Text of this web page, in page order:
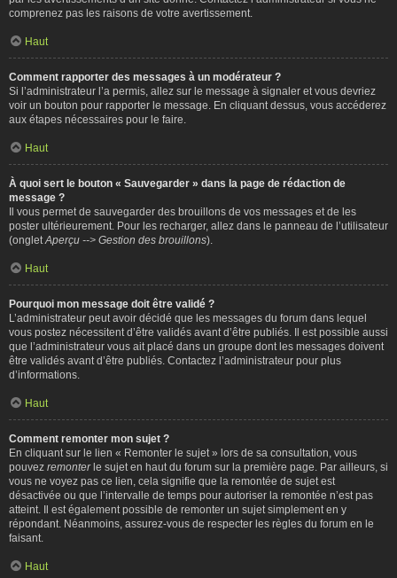
comprenez pas les raisons de votre avertissement.
Haut
Comment rapporter des messages à un modérateur ?
Si l’administrateur l’a permis, allez sur le message à signaler et vous devriez
voir un bouton pour rapporter le message. En cliquant dessus, vous accéderez
aux étapes nécessaires pour le faire.
Haut
À quoi sert le bouton « Sauvegarder » dans la page de rédaction de
message ?
Il vous permet de sauvegarder des brouillons de vos messages et de les
poster ultérieurement. Pour les recharger, allez dans le panneau de l’utilisateur
(onglet Aperçu --> Gestion des brouillons).
Haut
Pourquoi mon message doit être validé ?
L’administrateur peut avoir décidé que les messages du forum dans lequel
vous postez nécessitent d’être validés avant d’être publiés. Il est possible aussi
que l’administrateur vous ait placé dans un groupe dont les messages doivent
être validés avant d’être publiés. Contactez l’administrateur pour plus
d’informations.
Haut
Comment remonter mon sujet ?
En cliquant sur le lien « Remonter le sujet » lors de sa consultation, vous
pouvez remonterle sujet en haut du forum sur la première page. Par ailleurs, si
vous ne voyez pas ce lien, cela signifie que la remontée de sujet est
désactivée ou que l’intervalle de temps pour autoriser la remontée n’est pas
atteint. Il est également possible de remonter un sujet simplement en y
répondant. Néanmoins, assurez-vous de respecter les règles du forum en le
faisant.
Haut